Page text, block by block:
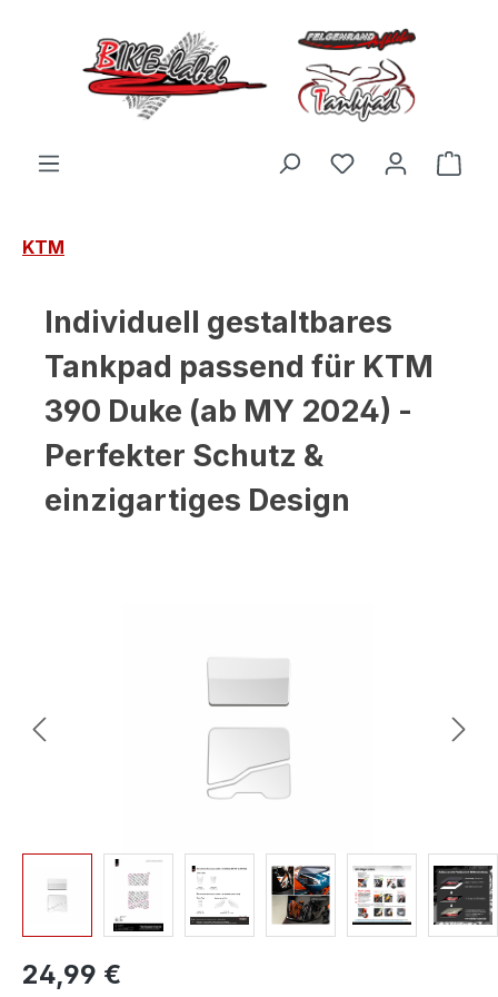
Zum Hauptinhalt springen
Du hast 0
KTM
Individuell gestaltbares
Tankpad passend für KTM
390 Duke (ab MY 2024) -
Perfekter Schutz &
einzigartiges Design
24,99 €